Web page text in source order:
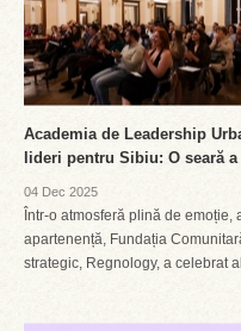
Academia de Leadership
lideri pentru Sibiu: O seară
04 Dec 2025
Într-o atmosferă plină de
apartenență, Fundația
strategic, Regnology, a celebrat